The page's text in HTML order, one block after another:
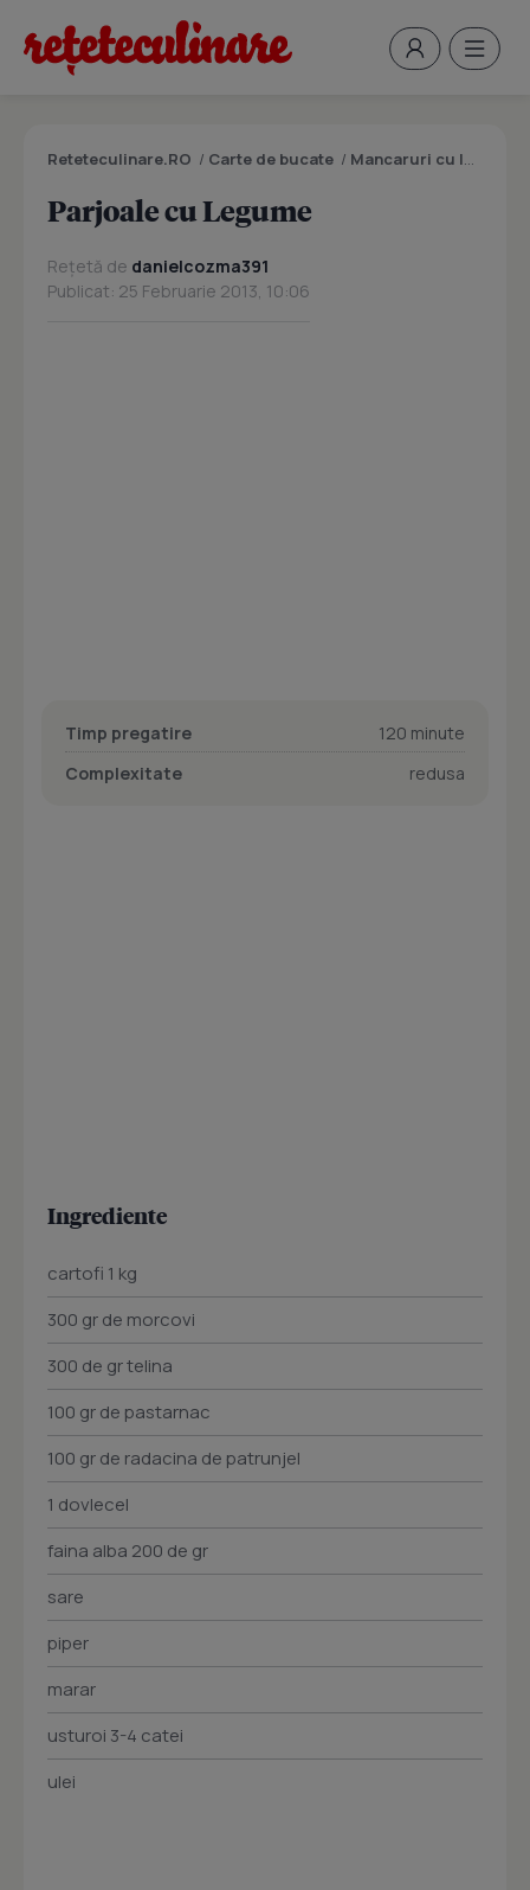
Reteteculinare.RO / Carte de bucate / Mancaruri cu legume si zarzavaturi
Parjoale cu Legume
Rețetă de danielcozma391
Publicat: 25 Februarie 2013, 10:06
Timp pregatire
120 minute
Complexitate
redusa
Ingrediente
cartofi 1 kg
300 gr de morcovi
300 de gr telina
100 gr de pastarnac
100 gr de radacina de patrunjel
1 dovlecel
faina alba 200 de gr
sare
piper
marar
usturoi 3-4 catei
ulei